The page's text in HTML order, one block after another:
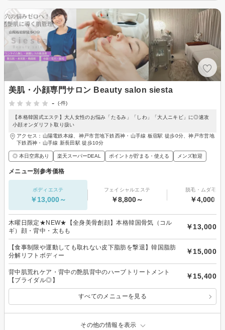
美肌・小顔専門サロン Beauty salon siesta
-
(-件)
【本格韓国式エステ】大人女性のお悩み「たるみ」「しわ」「大人ニキビ」に◎速攻
小顔オンダリフト取り扱い
アクセス：山陽電鉄本線、神戸市営地下鉄西神・山手線 板宿駅 徒歩0分、神戸市営地
下鉄西神・山手線 新長田駅 徒歩10分
◎ 本日空席あり 楽天スーパーDEAL ポイントが貯まる・使える メンズ歓迎
メニュー別参考価格
ボディエステ
￥13,000～
フェイシャルエステ
￥8,800～
脱毛・ムダ毛処
￥4,000～
木曜日限定★NEW★【全身美骨創顔】本格韓国骨気（コル
ギ）顔・背中・太もも
￥13,000
【食事制限や運動しても取れない皮下脂肪を撃退】韓国脂肪
分解リフトボディー
￥15,000
背中肌荒れケア・背中の艶肌背中のハーブトリートメント
【ブライダル◎】
￥15,400
すべてのメニューを見る
その他の情報を表示